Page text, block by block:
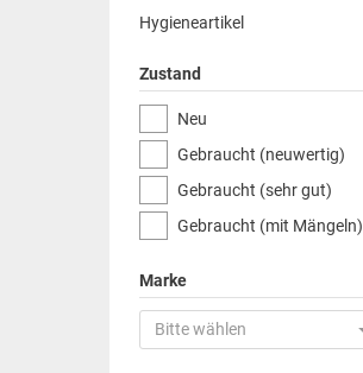
Hygieneartikel
Zustand
Neu
Gebraucht (neuwertig)
Gebraucht (sehr gut)
Gebraucht (mit Mängeln)
Marke
Bitte wählen